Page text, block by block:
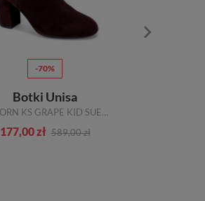
-70%
Botki Unisa
OSBORN KS GRAPE KID SUEDE FIOLETOWY SKÓRA
177,00 zł 589,00 zł